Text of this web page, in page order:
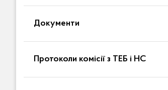
Документи
Протоколи комісії з ТЕБ і НС